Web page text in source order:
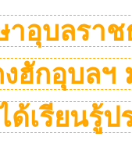
าอุบลรา
งฮักอุบล
ด้เรียนรู้